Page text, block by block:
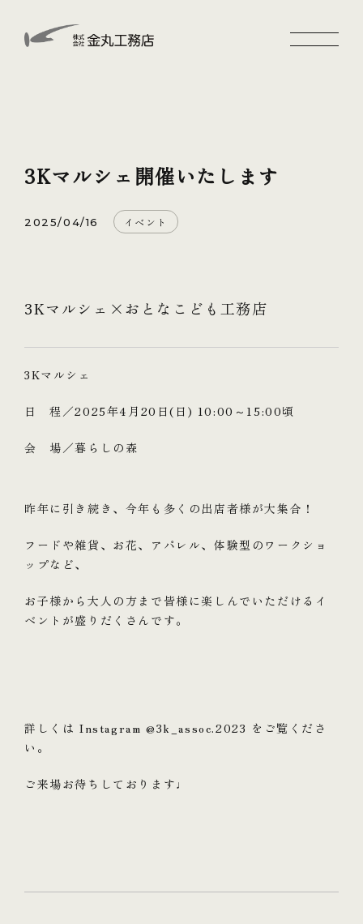
3Kマルシェ開催いたします
2025/04/16 イベント
3Kマルシェ×おとなこども工務店
3Kマルシェ
日 程／2025年4月20日(日) 10:00～15:00頃
会 場／暮らしの森
昨年に引き続き、今年も多くの出店者様が大集合！
フードや雑貨、お花、アパレル、体験型のワークショ
ップなど、
お子様から大人の方まで皆様に楽しんでいただけるイ
ベントが盛りだくさんです。
詳しくは Instagram @3k_assoc.2023 をご覧くださ
い。
ご来場お待ちしております♩